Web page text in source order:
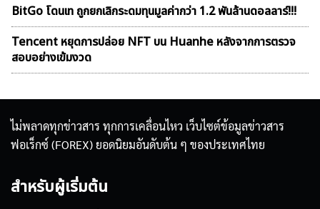
BitGo โดนเท ถูกยกเลิกระดมทุนมูลค่ากว่า 1.2 พันล้านดอลลาร์!!!
Tencent หยุดการปล่อย NFT บน Huanhe หลังจากการตรวจ
สอบอย่างเข้มงวด
ไม่พลาดทุกข่าวสาร ทุกการเคลื่อนไหว เว็บไซต์ข้อมูลข่าวสาร
ฟอเร็กซ์ (FOREX) ยอดนิยมอันดับต้น ๆ ของประเทศไทย
สำหรับผู้เริ่มต้น